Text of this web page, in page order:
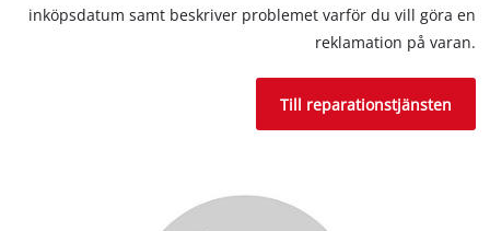
inköpsdatum samt beskriver problemet varför du vill göra en
reklamation på varan.
Till reparationstjänsten